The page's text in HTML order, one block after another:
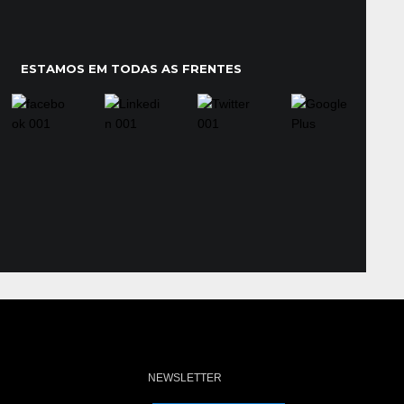
ESTAMOS EM TODAS AS FRENTES
NEWSLETTER